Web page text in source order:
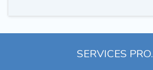
SERVICES PRO.